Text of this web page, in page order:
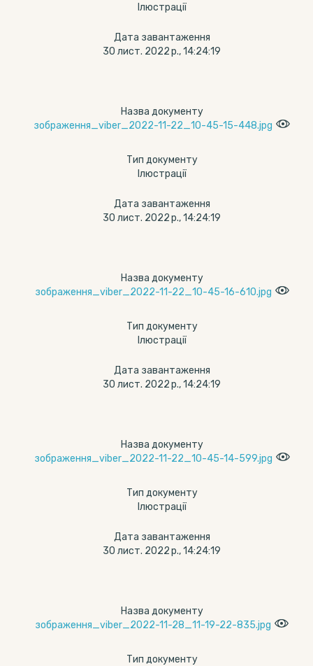
Ілюстрації
Дата завантаження
30 лист. 2022 р., 14:24:19
Назва документу
зображення_viber_2022-11-22_10-45-15-448.jpg
Тип документу
Ілюстрації
Дата завантаження
30 лист. 2022 р., 14:24:19
Назва документу
зображення_viber_2022-11-22_10-45-16-610.jpg
Тип документу
Ілюстрації
Дата завантаження
30 лист. 2022 р., 14:24:19
Назва документу
зображення_viber_2022-11-22_10-45-14-599.jpg
Тип документу
Ілюстрації
Дата завантаження
30 лист. 2022 р., 14:24:19
Назва документу
зображення_viber_2022-11-28_11-19-22-835.jpg
Тип документу